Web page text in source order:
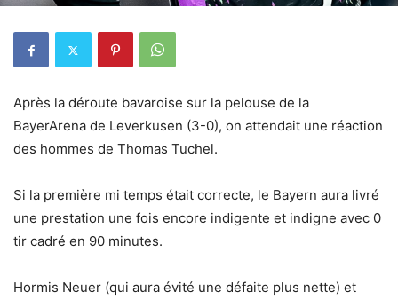
Après la déroute bavaroise sur la pelouse de la
BayerArena de Leverkusen (3-0), on attendait une réaction
des hommes de Thomas Tuchel.
Si la première mi temps était correcte, le Bayern aura livré
une prestation une fois encore indigente et indigne avec 0
tir cadré en 90 minutes.
Hormis Neuer (qui aura évité une défaite plus nette) et